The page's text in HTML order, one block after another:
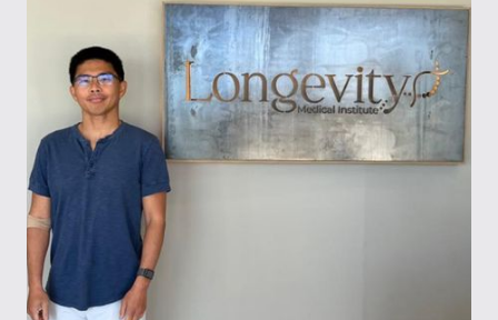
madre, exosomas, péptidos y otras terapias
regenerativas. Los médicos, el personal de
enfermería y el equipo de conserjería fueron
excepcionales, haciendo que cada parte de
nuestra estancia fuera fluida y agradable. El
instituto es hermoso y su ubicación cerca del mar
y de restaurantes increíbles hizo que se sintiera
como la combinación perfecta entre atención
médica de clase mundial y unas vacaciones de
lujo. Ya estamos deseando volver dentro de seis
meses.